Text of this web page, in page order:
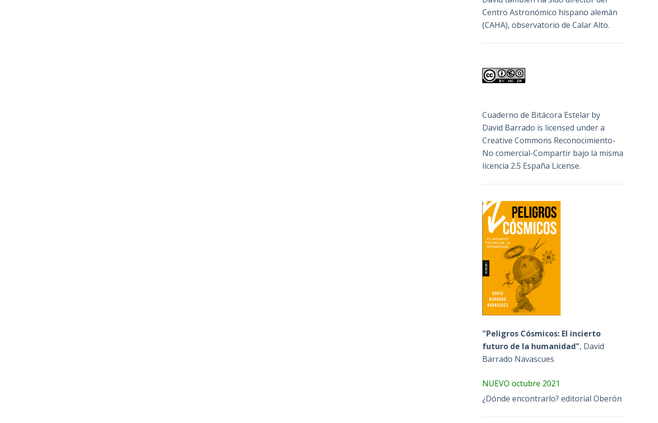
Centro Astronómico hispano alemán
(CAHA), observatorio de Calar Alto.
Cuaderno de Bitácora Estelar by
David Barrado is licensed under a
Creative Commons Reconocimiento-
No comercial-Compartir bajo la misma
licencia 2.5 España License.
"Peligros Cósmicos: El incierto
futuro de la humanidad", David
Barrado Navascues
NUEVO octubre 2021
¿Dónde encontrarlo? editorial Oberón